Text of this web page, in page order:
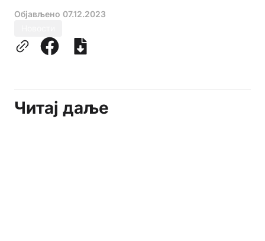
Објављено 07.12.2023
Читај даље